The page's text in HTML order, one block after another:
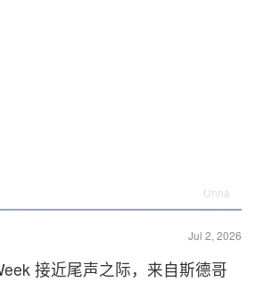
Unna
Jul 2, 2026
接近尾声之际，来自斯德哥